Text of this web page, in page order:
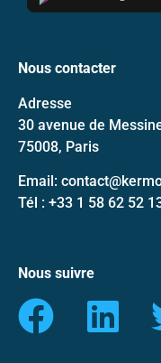
Nous contacter
Adresse
30 avenue de
75008, Paris
Email:
Tél : +33 1 58 62 52
Nous suivre